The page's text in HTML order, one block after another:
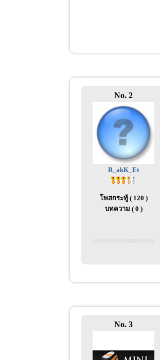
No. 2
R_akK_Et
โพสกระทู้ ( 120 )
บทความ ( 0 )
No. 3